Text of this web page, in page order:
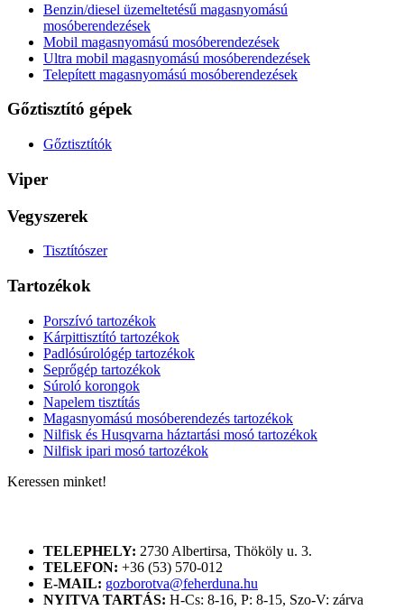
Benzin/diesel üzemeltetésű magasnyomású
mosóberendezések
Mobil magasnyomású mosóberendezések
Ultra mobil magasnyomású mosóberendezések
Telepített magasnyomású mosóberendezések
Gőztisztító gépek
Gőztisztítók
Viper
Vegyszerek
Tisztítószer
Tartozékok
Porszívó tartozékok
Kárpittisztító tartozékok
Padlósúrológép tartozékok
Seprőgép tartozékok
Súroló korongok
Napelem tisztítás
Magasnyomású mosóberendezés tartozékok
Nilfisk és Husqvarna háztartási mosó tartozékok
Nilfisk ipari mosó tartozékok
Keressen minket!
TELEPHELY: 2730 Albertirsa, Thököly u. 3.
TELEFON: +36 (53) 570-012
E-MAIL: gozborotva@feherduna.hu
NYITVA TARTÁS: H-Cs: 8-16, P: 8-15, Szo-V: zárva